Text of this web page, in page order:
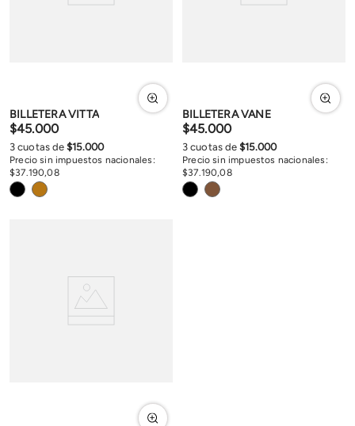
BILLETERA VITTA
$45.000
Precio sin impuestos nacionales:
$37 190,08
3 cuotas de$15.000
BILLETERA VANE
$45.000
Precio sin impuestos nacionales:
$37 190,08
3 cuotas de$15.000